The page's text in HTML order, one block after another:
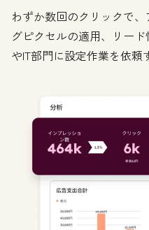
わずか数回のクリックで
グピクセルの適用、リー
やIT部門に設定作業を依頼